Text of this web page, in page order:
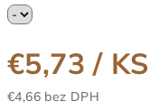
€5,73/ KS
€4,66 bez DPH